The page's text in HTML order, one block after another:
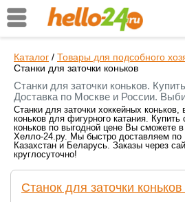
Каталог / Товары для подсобного
Станки для заточки коньков
Станки для заточки коньков.
Доставка по Москве и России.
Станки для заточки хоккейных коньков,
коньков для фигурного катания. Купить
коньков по выгодной цене Вы сможете
Хелло-24.ру. Мы быстро доставляем по
Казахстан и Беларусь. Заказы через
круглосуточно!
Станок для заточки